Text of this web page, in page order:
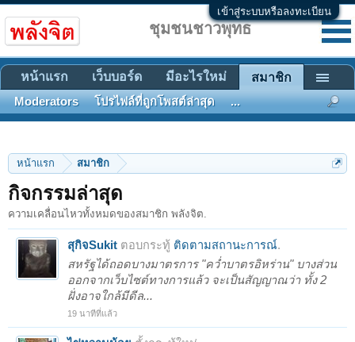
เข้าสู่ระบบหรือลงทะเบียน
หน้าแรก สมาชิก
กิจกรรมล่าสุด
ความเคลื่อนไหวทั้งหมดของสมาชิก พลังจิต.
สุกิจSukit ตอบกระทู้ ติดตามสถานะการณ์.
สหรัฐได้ถอดบางมาตรการ "คว่ำบาตรอิหร่าน" บางส่วน
ออกจากเว็บไซต์ทางการแล้ว จะเป็นสัญญาณว่า ทั้ง 2
ฝั่งอาจใกล้มีดีล...
19 นาทีที่แล้ว
ชุมชนชาวพุทธ
หน้าแรก เว็บบอร์ด มีอะไรใหม่ สมาชิก
Moderators โปรไฟล์ที่ถูกโพสต์ล่าสุด ...